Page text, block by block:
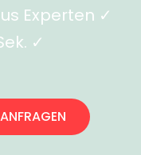
Experten ✓
✓